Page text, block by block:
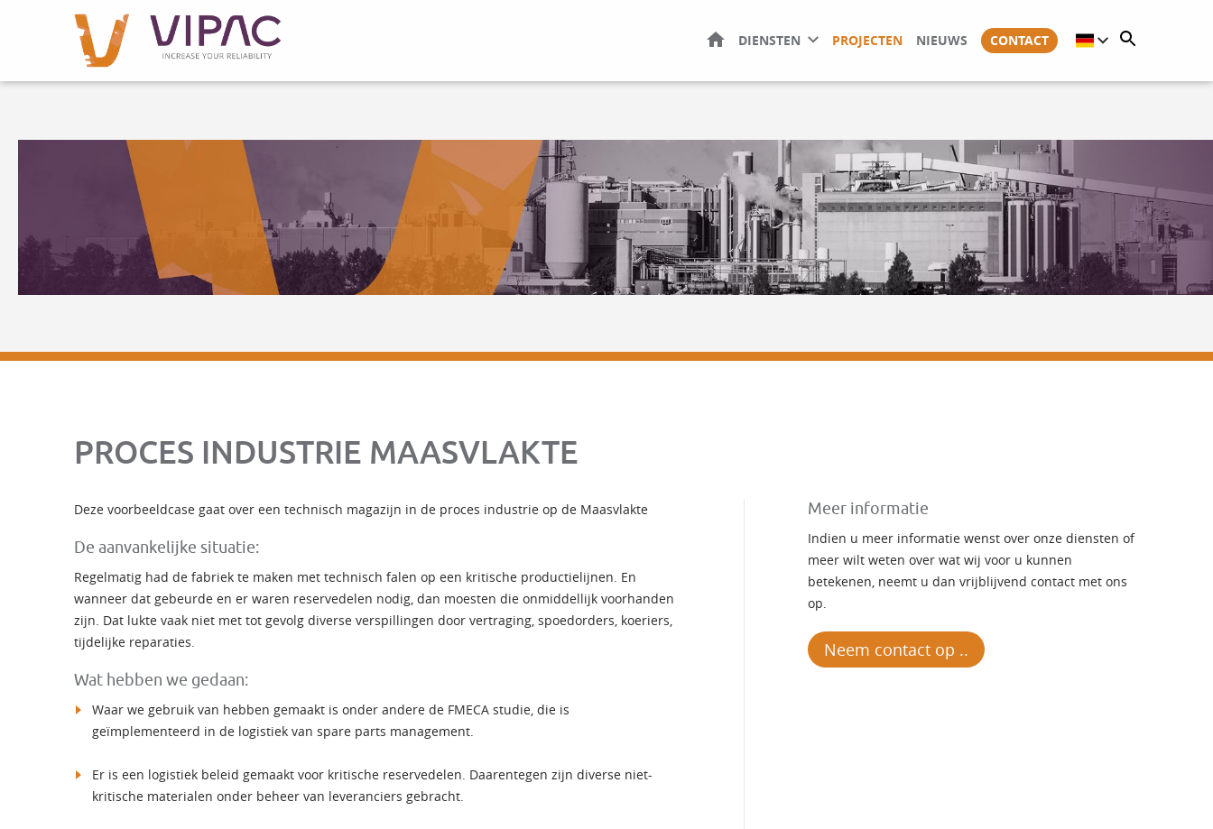
HOMEDIENSTEN PROJECTEN NIEUWS CONTACT
NL
PROCES INDUSTRIE MAASVLAKTE
Deze voorbeeldcase gaat over een technisch magazijn in de proces industrie op de Maasvlakte
De aanvankelijke situatie:
Regelmatig had de fabriek te maken met technisch falen op een kritische productielijnen. En
wanneer dat gebeurde en er waren reservedelen nodig, dan moesten die onmiddellijk voorhanden
zijn. Dat lukte vaak niet met tot gevolg diverse verspillingen door vertraging, spoedorders, koeriers,
tijdelijke reparaties.
Wat hebben we gedaan:
Waar we gebruik van hebben gemaakt is onder andere de FMECA studie, die is
geïmplementeerd in de logistiek van spare parts management.
Er is een logistiek beleid gemaakt voor kritische reservedelen. Daarentegen zijn diverse niet-
kritische materialen onder beheer van leveranciers gebracht.
Meer informatie
Indien u meer informatie wenst over onze diensten of
meer wilt weten over wat wij voor u kunnen
betekenen, neemt u dan vrijblijvend contact met ons
op.
Neem contact op ..